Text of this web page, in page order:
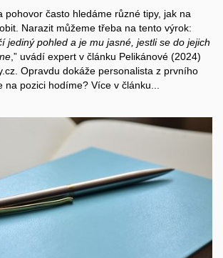
pohovor často hledáme různé tipy, jak na
Narazit můžeme třeba na tento výrok:
jediný pohled a je mu jasné, jestli se do jejich
,” uvádí expert v článku Pelikánové (2024)
Opravdu dokáže personalista z prvního
na pozici hodíme? Více v článku...